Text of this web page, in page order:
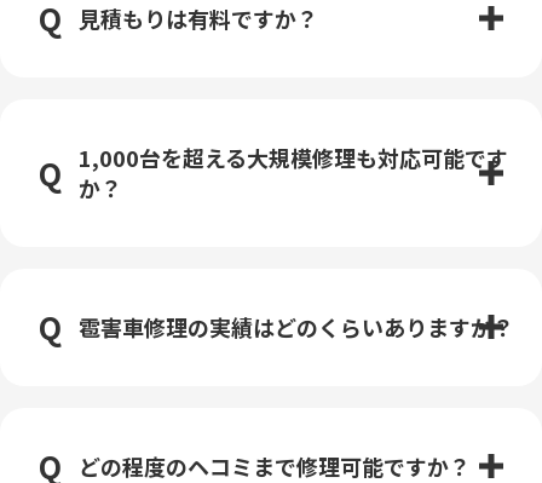
見積もりは有料ですか？
1,000台を超える大規模修理も対応可能です
か？
雹害車修理の実績はどのくらいありますか？
どの程度のヘコミまで修理可能ですか？